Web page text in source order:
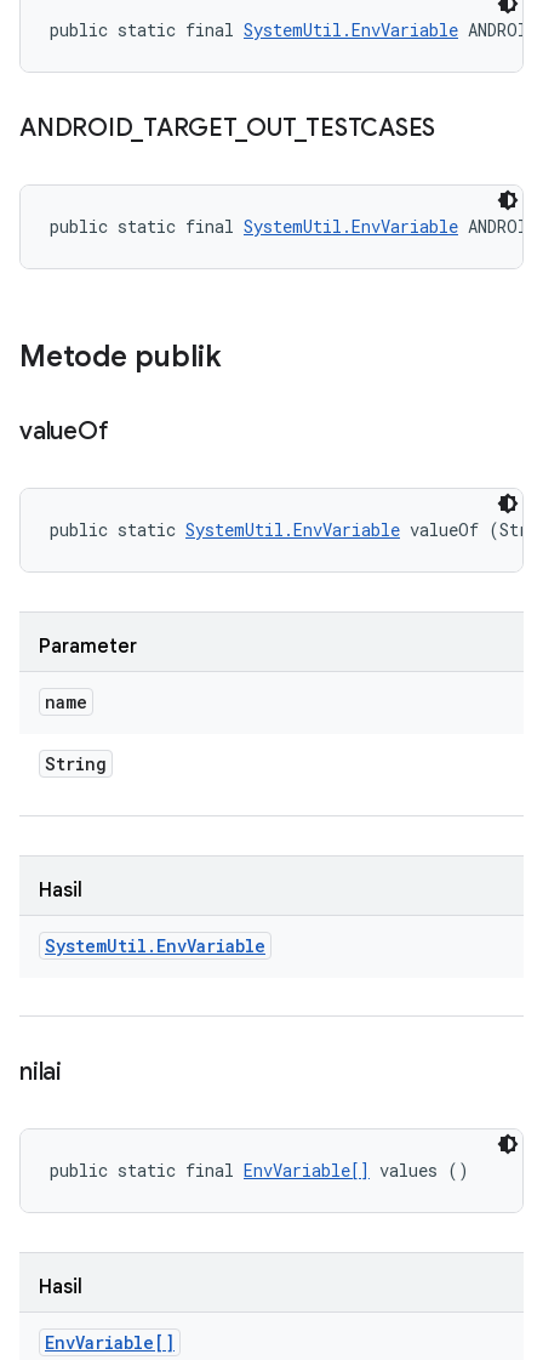
public static final SystemUtil.EnvVariable
ANDROID_ TARGET_ OUT_ TESTCASES
public static final SystemUtil.EnvVariable
Metode publik
valueOf
public static SystemUtil.EnvVariable valueOf
Parameter
name
String
Hasil
SystemUtil . EnvVariable
nilai
public static final EnvVariable[] values ()
Hasil
EnvVariable[]